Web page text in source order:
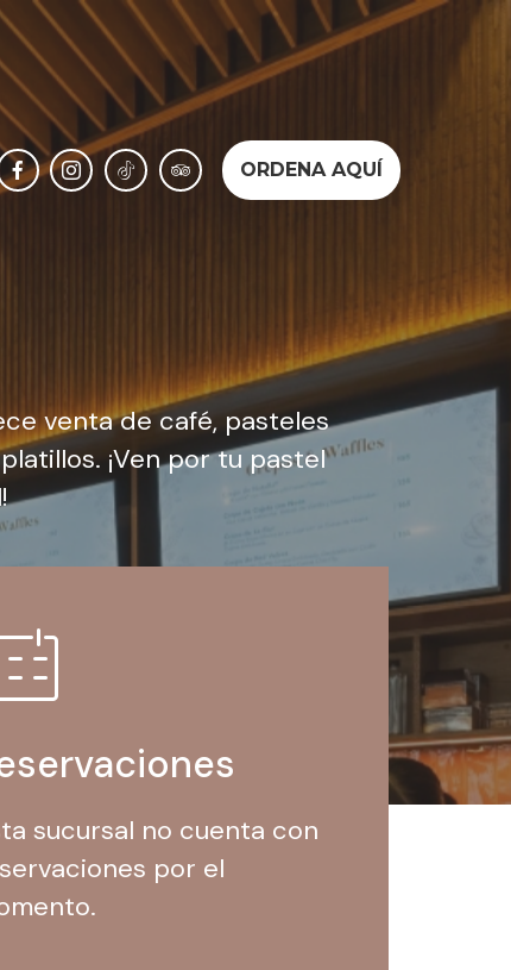
ORDENA AQUÍ
venta de café, pasteles
¡Ven por tu pastel
sucursal no cuenta con
por el